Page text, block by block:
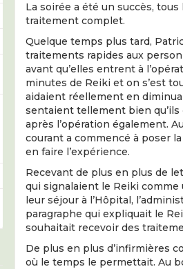
La soirée a été un succès,
traitement complet.
Quelque temps plus tard,
traitements rapides aux
avant qu’elles entrent à
minutes de Reiki et on s’est
aidaient réellement en
sentaient tellement bien
après l’opération également.
courant a commencé à poser
en faire l’expérience.
Recevant de plus en plus de
qui signalaient le Reiki
leur séjour à l’Hôpital,
paragraphe qui expliquait le
souhaitait recevoir des
De plus en plus d’infirmières
où le temps le permettait. Au